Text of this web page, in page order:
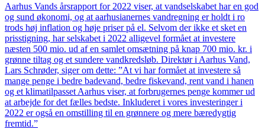
Aarhus Vands årsrapport for 2022 viser, at vandselskabet har en god
og sund økonomi, og at aarhusianernes vandregning er holdt i ro
trods høj inflation og høje priser på el. Selvom der ikke et sket en
prisstigning, har selskabet i 2022 alligevel formået at investere
næsten 500 mio. ud af en samlet omsætning på knap 700 mio. kr. i
grønne tiltag og et sundere vandkredsløb. Direktør i Aarhus Vand,
Lars Schrøder, siger om dette: ”At vi har formået at investere så
mange penge i bedre badevand, bedre fiskevand, rent vand i hanen
og et klimatilpasset Aarhus viser, at forbrugernes penge kommer ud
at arbejde for det fælles bedste. Inkluderet i vores investeringer i
2022 er også en omstilling til en grønnere og mere bæredygtig
fremtid.”